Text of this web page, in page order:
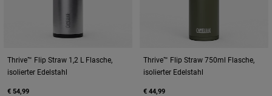
Thrive™ Flip Straw 1,2 L Flasche,
isolierter Edelstahl
€ 54,99
Thrive™ Flip Straw 750ml Flasche,
isolierter Edelstahl
€ 44,99